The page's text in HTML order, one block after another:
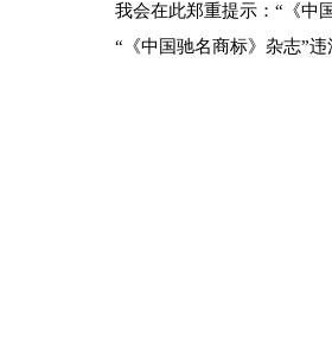
我会在此郑重提示：“《中国
“《中国驰名商标》杂志”违